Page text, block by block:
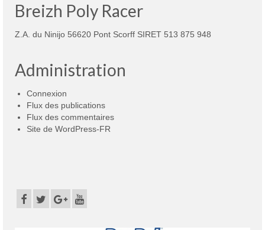
Breizh Poly Racer
Z.A. du Ninijo 56620 Pont Scorff SIRET 513 875 948
Administration
Connexion
Flux des publications
Flux des commentaires
Site de WordPress-FR